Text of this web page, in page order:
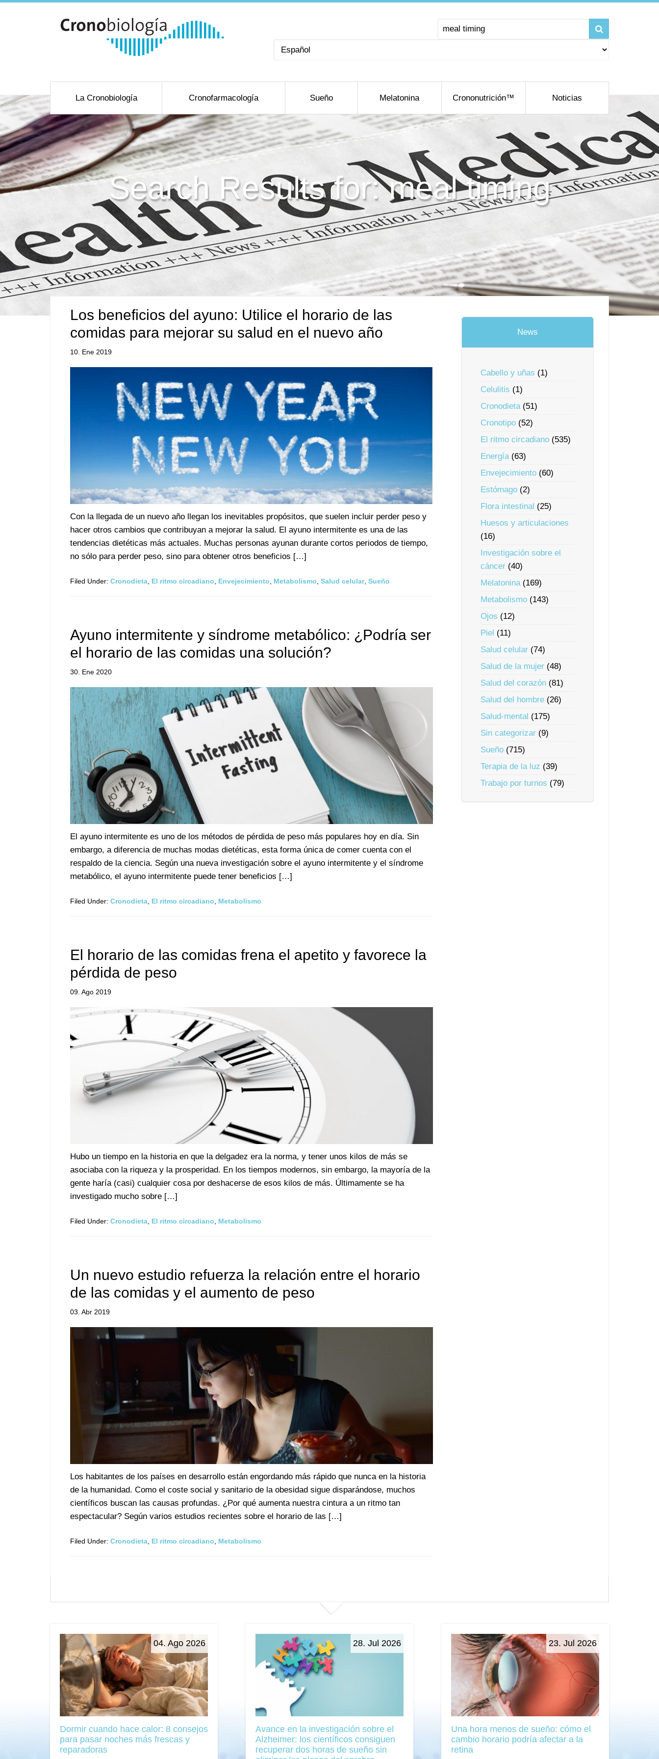
Elegir
La Cronobiología Cronofarmacología Sueño Melatonina Crononutrición™ Noticias
Search Results for: meal timing
Los beneficios del ayuno: Utilice el horario de las
comidas para mejorar su salud en el nuevo año
10. Ene 2019
Con la llegada de un nuevo año llegan los inevitables propósitos, que suelen incluir perder peso y
hacer otros cambios que contribuyan a mejorar la salud. El ayuno intermitente es una de las
tendencias dietéticas más actuales. Muchas personas ayunan durante cortos periodos de tiempo,
no sólo para perder peso, sino para obtener otros beneficios […]
Filed Under: Cronodieta El ritmo circadiano Envejecimiento Metabolismo Salud celular, Sueño
Ayuno intermitente y síndrome metabólico: ¿Podría ser
el horario de las comidas una solución?
30. Ene 2020
El ayuno intermitente es uno de los métodos de pérdida de peso más populares hoy en día. Sin
embargo, a diferencia de muchas modas dietéticas, esta forma única de comer cuenta con el
respaldo de la ciencia. Según una nueva investigación sobre el ayuno intermitente y el síndrome
metabólico, el ayuno intermitente puede tener beneficios […]
Filed Under: Cronodieta El ritmo circadiano Metabolismo
El horario de las comidas frena el apetito y favorece la
pérdida de peso
09. Ago 2019
Hubo un tiempo en la historia en que la delgadez era la norma, y tener unos kilos de más se
asociaba con la riqueza y la prosperidad. En los tiempos modernos, sin embargo, la mayoría de la
gente haría (casi) cualquier cosa por deshacerse de esos kilos de más. Últimamente se ha
investigado mucho sobre […]
Filed Under: Cronodieta El ritmo circadiano Metabolismo
Un nuevo estudio refuerza la relación entre el horario
de las comidas y el aumento de peso
03. Abr 2019
Los habitantes de los países en desarrollo están engordando más rápido que nunca en la historia
de la humanidad. Como el coste social y sanitario de la obesidad sigue disparándose, muchos
científicos buscan las causas profundas. ¿Por qué aumenta nuestra cintura a un ritmo tan
espectacular? Según varios estudios recientes sobre el horario de las […]
Filed Under: Cronodieta El ritmo circadiano Metabolismo
News
Cabello y uñas (1)
Celulitis (1)
Cronodieta(51)
Cronotipo (52)
El ritmo circadiano (535)
Energía(63)
Envejecimiento (60)
Estómago (2)
Flora intestinal (25)
Huesos y articulaciones
(16)
Investigación sobre el
cáncer (40)
Melatonina(169)
Metabolismo (143)
Ojos (12)
Piel (11)
Salud celular (74)
Salud de la mujer (48)
Salud del corazón (81)
Salud del hombre (26)
Salud-mental (175)
Sin categorizar (9)
Sueño (715)
Terapia de la luz (39)
Trabajo por turnos (79)
04. Ago 2026
Dormir cuando hace calor: 8 consejos
para pasar noches más frescas y
reparadoras
28. Jul 2026
Avance en la investigación sobre el
Alzheimer: los científicos consiguen
recuperar dos horas de sueño sin
23. Jul 2026
Una hora menos de sueño: cómo el
cambio horario podría afectar a la
retina